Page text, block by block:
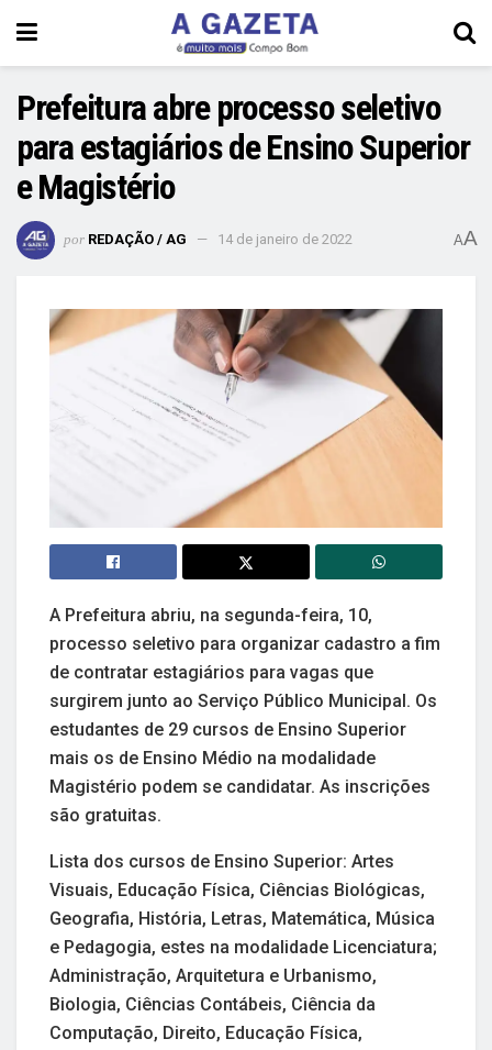
Prefeitura abre processo seletivo
para estagiários de Ensino Superior
e Magistério
por REDAÇÃO / AG 14 de janeiro de 2022 AA
A Prefeitura abriu, na segunda-feira, 10,
processo seletivo para organizar cadastro a fim
de contratar estagiários para vagas que
surgirem junto ao Serviço Público Municipal. Os
estudantes de 29 cursos de Ensino Superior
mais os de Ensino Médio na modalidade
Magistério podem se candidatar. As inscrições
são gratuitas.
Lista dos cursos de Ensino Superior: Artes
Visuais, Educação Física, Ciências Biológicas,
Geografia, História, Letras, Matemática, Música
e Pedagogia, estes na modalidade Licenciatura;
Administração, Arquitetura e Urbanismo,
Biologia, Ciências Contábeis, Ciência da
Computação, Direito, Educação Física,